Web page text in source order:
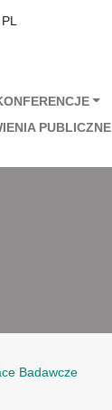
PL
PUBLICZNE
Badawcze